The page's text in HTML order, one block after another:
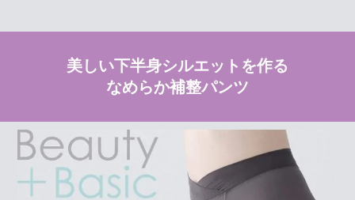
美しい下半身シルエットを作る
なめらか補整パンツ